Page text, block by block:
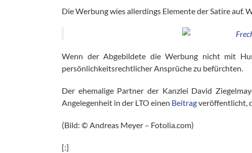
Die Werbung wies allerdings Elemente der Satire auf.
Wenn der Abgebildete die Werbung nicht mit
persönlichkeitsrechtlicher Ansprüche zu befürchten.
Der ehemalige Partner der Kanzlei David
Angelegenheit in der LTO einen Beitragveröffentlicht,
(Bild: © Andreas Meyer – Fotolia.com)
[:]